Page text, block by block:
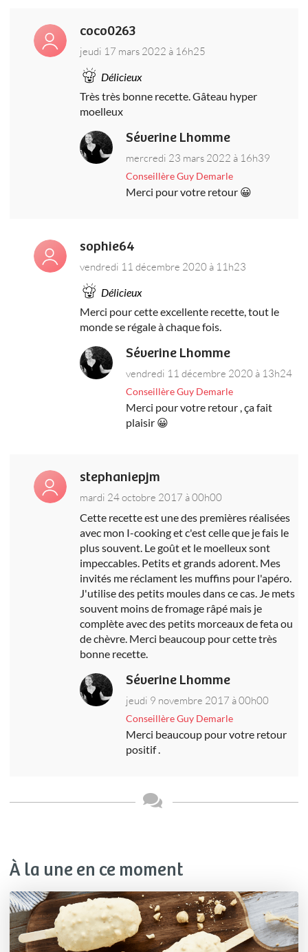
coco0263
jeudi 17 mars 2022 à 16h25
Délicieux
Très très bonne recette. Gâteau hyper
moelleux
Séverine Lhomme
mercredi 23 mars 2022 à 16h39
Conseillère Guy Demarle
Merci pour votre retour 😀
sophie64
vendredi 11 décembre 2020 à 11h23
Délicieux
Merci pour cette excellente recette, tout le
monde se régale à chaque fois.
Séverine Lhomme
vendredi 11 décembre 2020 à 13h24
Conseillère Guy Demarle
Merci pour votre retour , ça fait
plaisir 😀
stephaniepjm
mardi 24 octobre 2017 à 00h00
Cette recette est une des premières réalisées
avec mon I-cooking et c'est celle que je fais le
plus souvent. Le goût et le moelleux sont
impeccables. Petits et grands adorent. Mes
invités me réclament les muffins pour l'apéro.
J'utilise des petits moules dans ce cas. Je mets
souvent moins de fromage râpé mais je
complète avec des petits morceaux de feta ou
de chèvre. Merci beaucoup pour cette très
bonne recette.
Séverine Lhomme
jeudi 9 novembre 2017 à 00h00
Conseillère Guy Demarle
Merci beaucoup pour votre retour
positif .
À la une en ce moment